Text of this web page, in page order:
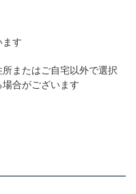
す
またはご自宅以外で選択
合がございます